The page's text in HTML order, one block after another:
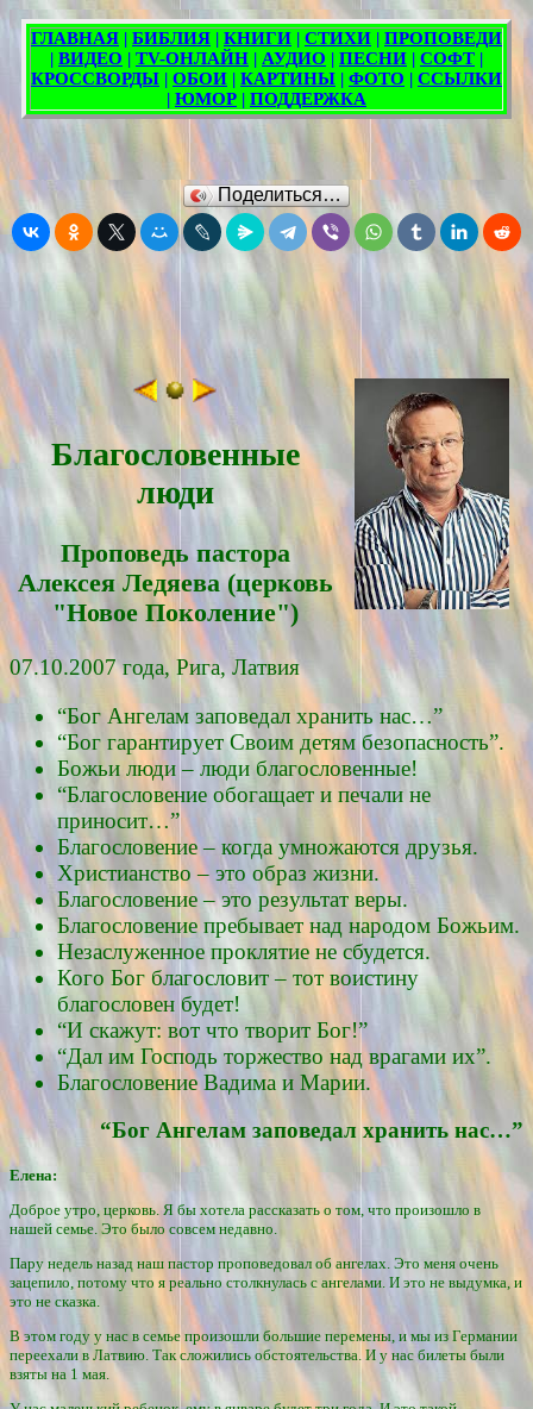
Поделиться…
Благословенные
люди
Проповедь пасторa
Алексея Ледяевa (церковь
"Новое Поколение")
07.10.2007 года, Рига, Латвия
“Бог Ангелам заповедал хранить нас…”
“Бог гарантирует Своим детям безопасность”.
Божьи люди – люди благословенные!
“Благословение обогащает и печали не
приносит…”
Благословение – когда умножаются друзья.
Христианство – это образ жизни.
Благословение – это результат веры.
Благословение пребывает над народом Божьим.
Незаслуженное проклятие не сбудется.
Кого Бог благословит – тот воистину
благословен будет!
“И скажут: вот что творит Бог!”
“Дал им Господь торжество над врагами их”.
Благословение Вадима и Марии.
“Бог Ангелам заповедал хранить нас…”
Елена:
Доброе утро, церковь. Я бы хотела рассказать о том, что произошло в
нашей семье. Это было совсем недавно.
Пару недель назад наш пастор проповедовал об ангелах. Это меня очень
зацепило, потому что я реально столкнулась с ангелами. И это не выдумка, и
это не сказка.
В этом году у нас в семье произошли большие перемены, и мы из Германии
переехали в Латвию. Так сложились обстоятельства. И у нас билеты были
взяты на 1 мая.